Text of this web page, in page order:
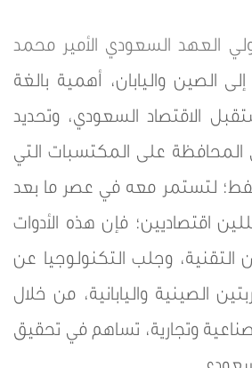
العهد السعودي الأمير محمد
إلى الصين واليابان، أهمية بالغة
الاقتصاد السعودي، وتحديد
المحافظة على المكتسبات التي
لتستمر معه في عصر ما بعد
اقتصاديين؛ فإن هذه الأدوات
وجلب التكنولوجيا عن
الصينية واليابانية، من خلال
وتجارية، تساهم في تحقيق